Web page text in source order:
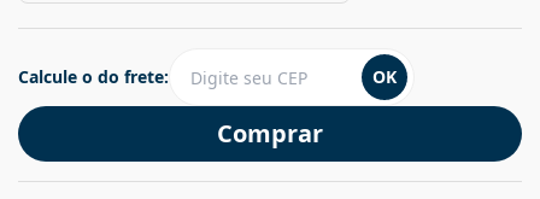
Comprar
Calcule o do frete: OK